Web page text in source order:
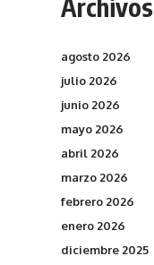
Archivos
agosto 2026
julio 2026
junio 2026
mayo 2026
abril 2026
marzo 2026
febrero 2026
enero 2026
diciembre 2025